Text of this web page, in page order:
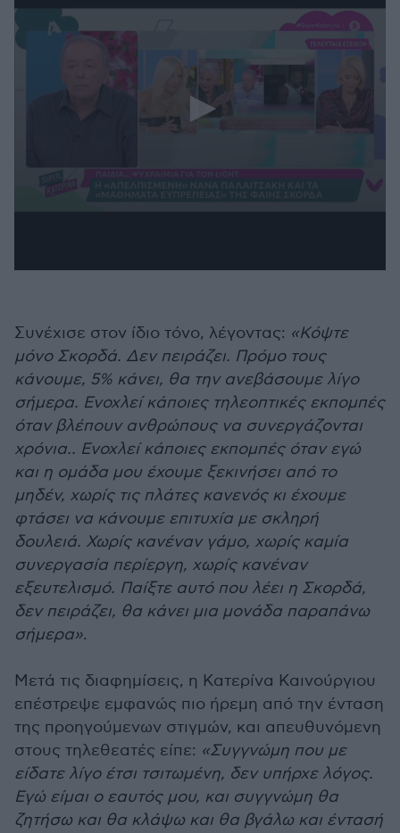
Συνέχισε στον ίδιο τόνο, λέγοντας: «Κόψτε
μόνο Σκορδά. Δεν πειράζει. Πρόμο τους
κάνουμε, 5% κάνει, θα την ανεβάσουμε λίγο
σήμερα. Ενοχλεί κάποιες τηλεοπτικές εκπομπές
όταν βλέπουν ανθρώπους να συνεργάζονται
χρόνια.. Ενοχλεί κάποιες εκπομπές όταν εγώ
και η ομάδα μου έχουμε ξεκινήσει από το
μηδέν, χωρίς τις πλάτες κανενός κι έχουμε
φτάσει να κάνουμε επιτυχία με σκληρή
δουλειά. Χωρίς κανέναν γάμο, χωρίς καμία
συνεργασία περίεργη, χωρίς κανέναν
εξευτελισμό. Παίξτε αυτό που λέει η Σκορδά,
δεν πειράζει, θα κάνει μια μονάδα παραπάνω
σήμερα».
Μετά τις διαφημίσεις, η Κατερίνα Καινούργιου
επέστρεψε εμφανώς πιο ήρεμη από την ένταση
της προηγούμενων στιγμών, και απευθυνόμενη
στους τηλεθεατές είπε: «Συγγνώμη που με
είδατε λίγο έτσι τσιτωμένη, δεν υπήρχε λόγος.
Εγώ είμαι ο εαυτός μου, και συγγνώμη θα
ζητήσω και θα κλάψω και θα βγάλω και έντασή